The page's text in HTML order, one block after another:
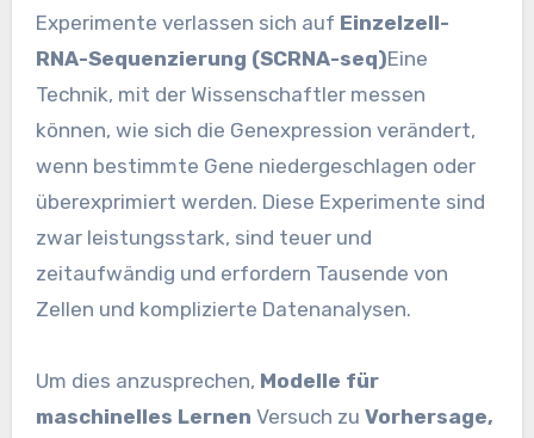
Experimente verlassen sich auf Einzelzell-
RNA-Sequenzierung (SCRNA-seq)Eine
Technik, mit der Wissenschaftler messen
können, wie sich die Genexpression verändert,
wenn bestimmte Gene niedergeschlagen oder
überexprimiert werden. Diese Experimente sind
zwar leistungsstark, sind teuer und
zeitaufwändig und erfordern Tausende von
Zellen und komplizierte Datenanalysen.
Um dies anzusprechen, Modelle für
maschinelles Lernen Versuch zu Vorhersage,